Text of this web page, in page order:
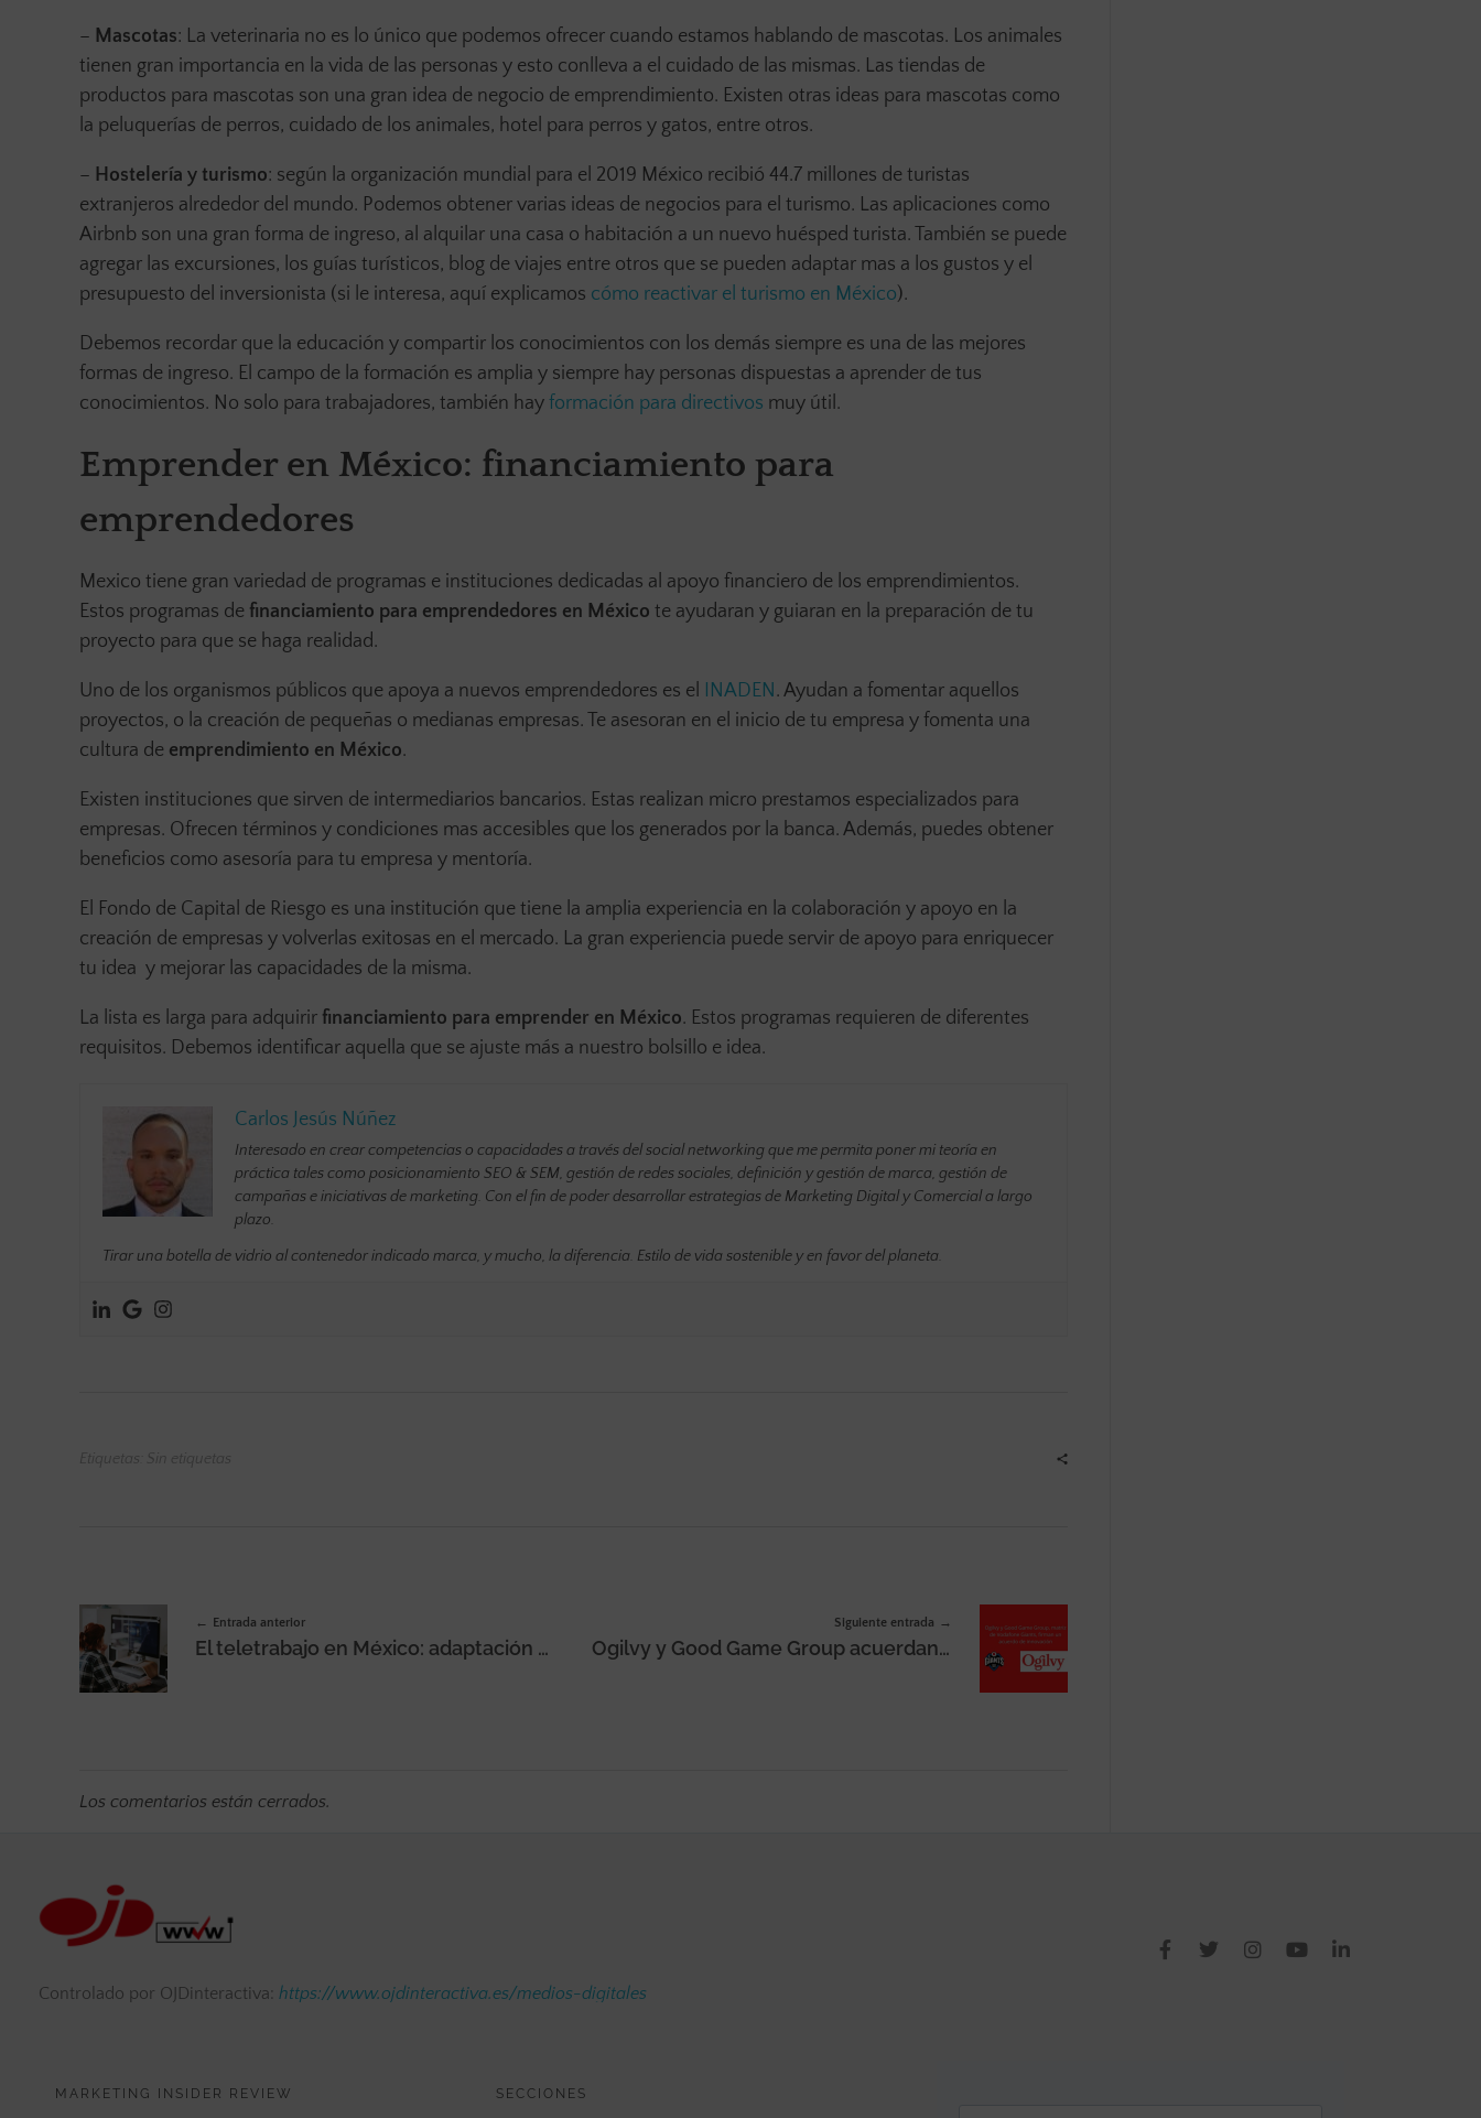
– Mascotas: La veterinaria no es lo único que podemos ofrecer cuando estamos hablando de mascotas. Los animales
tienen gran importancia en la vida de las personas y esto conlleva a el cuidado de las mismas. Las tiendas de
productos para mascotas son una gran idea de negocio de emprendimiento. Existen otras ideas para mascotas como
la peluquerías de perros, cuidado de los animales, hotel para perros y gatos, entre otros.
– Hostelería y turismo: según la organización mundial para el 2019 México recibió 44.7 millones de turistas
extranjeros alrededor del mundo. Podemos obtener varias ideas de negocios para el turismo. Las aplicaciones como
Airbnb son una gran forma de ingreso, al alquilar una casa o habitación a un nuevo huésped turista. También se puede
agregar las excursiones, los guías turísticos, blog de viajes entre otros que se pueden adaptar mas a los gustos y el
presupuesto del inversionista (si le interesa, aquí explicamos cómo reactivar el turismo en México).
Debemos recordar que la educación y compartir los conocimientos con los demás siempre es una de las mejores
formas de ingreso. El campo de la formación es amplia y siempre hay personas dispuestas a aprender de tus
conocimientos. No solo para trabajadores, también hay formación para directivos muy útil.
Emprender en México: financiamiento para
emprendedores
Mexico tiene gran variedad de programas e instituciones dedicadas al apoyo financiero de los emprendimientos.
Estos programas de financiamiento para emprendedores en México te ayudaran y guiaran en la preparación de tu
proyecto para que se haga realidad.
Uno de los organismos públicos que apoya a nuevos emprendedores es el INADEN . Ayudan a fomentar aquellos
proyectos, o la creación de pequeñas o medianas empresas. Te asesoran en el inicio de tu empresa y fomenta una
cultura de emprendimiento en México.
Existen instituciones que sirven de intermediarios bancarios. Estas realizan micro prestamos especializados para
empresas. Ofrecen términos y condiciones mas accesibles que los generados por la banca. Además, puedes obtener
beneficios como asesoría para tu empresa y mentoría.
El Fondo de Capital de Riesgo es una institución que tiene la amplia experiencia en la colaboración y apoyo en la
creación de empresas y volverlas exitosas en el mercado. La gran experiencia puede servir de apoyo para enriquecer
tu idea y mejorar las capacidades de la misma.
La lista es larga para adquirir financiamiento para emprender en México. Estos programas requieren de diferentes
requisitos. Debemos identificar aquella que se ajuste más a nuestro bolsillo e idea.
Carlos Jesús Núñez
Interesado en crear competencias o capacidades a través del social networking que me permita poner mi teoría en
práctica tales como posicionamiento SEO & SEM, gestión de redes sociales, definición y gestión de marca, gestión de
campañas e iniciativas de marketing. Con el fin de poder desarrollar estrategias de Marketing Digital y Comercial a largo
plazo.
Tirar una botella de vidrio al contenedor indicado marca, y mucho, la diferencia. Estilo de vida sostenible y en favor del planeta.
Etiquetas: Sin etiquetas
Entrada anterior
El teletrabajo en México: adaptación al trabajo a distancia
Siguiente entrada
Ogilvy y Good Game Group acuerdan innovar en eSports
Los comentarios están cerrados.
Controlado por OJDinteractiva: https://www.ojdinteractiva.es/medios-digitales
MARKETING INSIDER REVIEW SECCIONES